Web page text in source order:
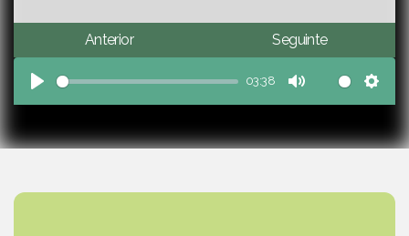
Anterior Seguinte
Play
03:38
Mute